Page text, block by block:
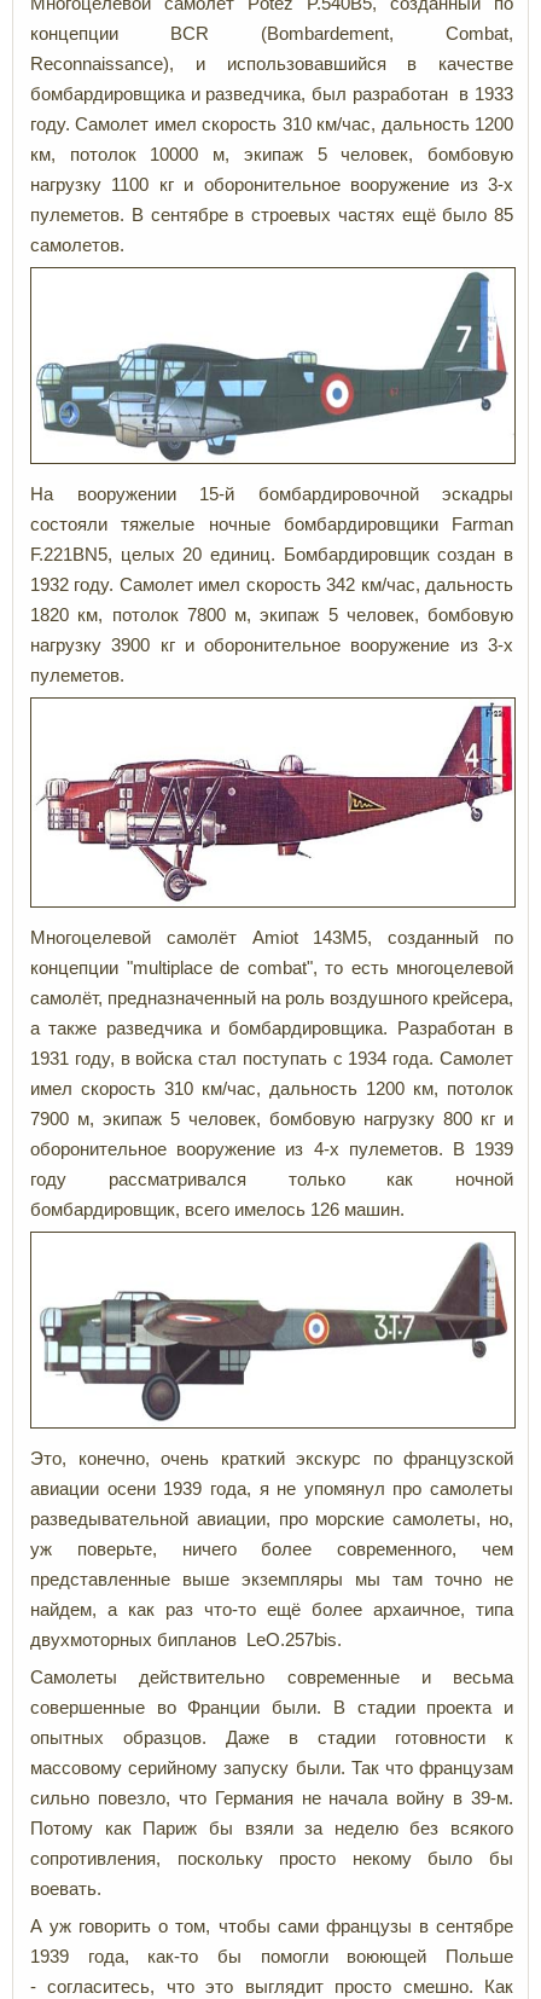
концепции BCR (Bombardement, Combat,
Reconnaissance), и использовавшийся в качестве
бомбардировщика и разведчика, был разработан в 1933
году. Самолет имел скорость 310 км/час, дальность 1200
км, потолок 10000 м, экипаж 5 человек, бомбовую
нагрузку 1100 кг и оборонительное вооружение из 3-х
пулеметов. В сентябре в строевых частях ещё было 85
самолетов.
На вооружении 15-й бомбардировочной эскадры
состояли тяжелые ночные бомбардировщики Farman
F.221BN5, целых 20 единиц. Бомбардировщик создан в
1932 году. Самолет имел скорость 342 км/час, дальность
1820 км, потолок 7800 м, экипаж 5 человек, бомбовую
нагрузку 3900 кг и оборонительное вооружение из 3-х
пулеметов.
Многоцелевой самолёт Amiot 143M5,
созданный по
концепции "multiplace de combat", то есть многоцелевой
самолёт, предназначенный на роль воздушного крейсера,
а также разведчика и бомбардировщика. Разработан в
1931 году, в войска стал поступать с 1934 года. Самолет
имел скорость 310 км/час, дальность 1200 км, потолок
7900 м, экипаж 5 человек, бомбовую нагрузку 800 кг и
оборонительное вооружение из 4-х пулеметов. В 1939
году рассматривался только как ночной
бомбардировщик, всего имелось 126 машин.
Это, конечно, очень краткий экскурс по французской
авиации осени 1939 года, я не упомянул про самолеты
разведывательной авиации, про морские самолеты, но,
уж поверьте, ничего более современного, чем
представленные выше экземпляры мы там точно не
найдем, а как раз что-то ещё более архаичное, типа
двухмоторных бипланов LeO.257bis.
Самолеты действительно современные и весьма
совершенные во Франции были. В стадии проекта и
опытных образцов. Даже в стадии готовности к
массовому серийному запуску были. Так что французам
сильно повезло, что Германия не начала войну в 39-м.
Потому как Париж бы взяли за неделю без всякого
сопротивления, поскольку просто некому было бы
воевать.
А уж говорить о том, чтобы сами французы в сентябре
1939 года, как-то бы помогли воюющей Польше
- согласитесь, что это выглядит просто смешно. Как